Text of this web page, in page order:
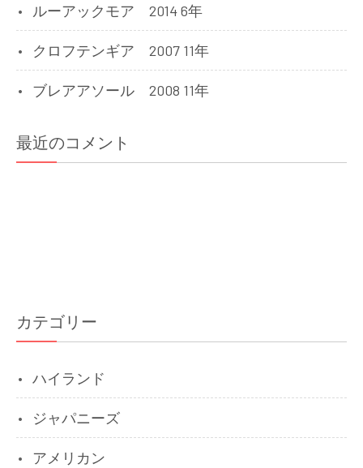
ルーアックモア 2014 6年
クロフテンギア 2007 11年
ブレアアソール 2008 11年
最近のコメント
カテゴリー
ハイランド
ジャパニーズ
アメリカン